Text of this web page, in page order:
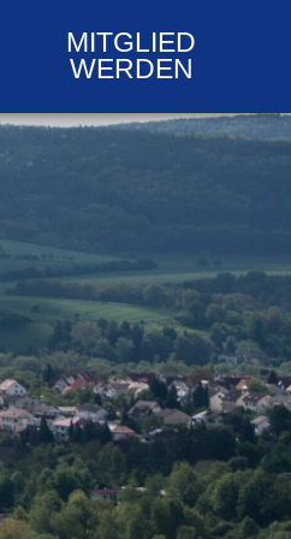
MITGLIED
WERDEN